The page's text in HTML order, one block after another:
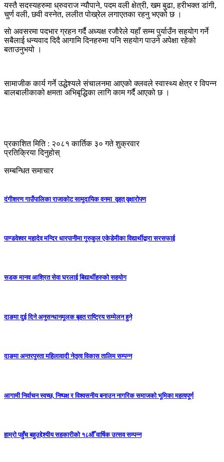
यस्तै सदस्यहरुमा ध्रुवराज न्यौपाने, पदम वली क्षेत्री, खम बुढा, हरीभक्त डांगी,
चुर्ण वली, छवी वस्नेत, ललीत पोख्रेल लगाएतका रहनु भएको छ ।
साे अवसरमा पदभार ग्रहन गर्दै अध्यक्ष रजाैरेले यहाँ सम्म पुर्याउँन सहयाेग गर्ने
सबैलाई धन्यवाद दिदै आगामि दिनहरुमा पनि सहयाेग पाउने अपेक्षा रहेको
बताउनुभयो ।
सामाजीक कार्य गर्ने उद्धेश्यले संचालनमा आएको क्लवले स्वास्थ्य क्षेत्र र विपन्न
बालबालीकाको क्षमता अभिबृद्धिका लागि काम गर्दै आएको छ ।
प्रकाशित मिति : २०८१ कार्तिक ३० गते शुक्रवार
प्रतिक्रिया दिनुहोस्
सम्बन्धित समाचार
दंगीशरण गाउँपालिका राजाकाेट सामुदायिक वनमा वृहत् वृक्षारोपण
पाण्डवेश्वर महादेव मन्दिर धारपानीमा गुरुकुल एकेडेमीका विद्यार्थीद्वारा सरसफाई
सडक मानव आश्रित सेवा घरलाई बिद्यार्थीहरुको सहयोग
दाङमा दुई दिने अनुसन्धानमूलक बृहत राष्ट्रिय सम्मेलन हुने
दाङमा अन्तरपुस्ता महिलावादी नेतृत्व विकास तालिम सम्पन्न
आगामी निर्वाचन स्वच्छ, निष्पक्ष र विश्वसनीय बनाउन नागरिक समाजको भूमिका महत्वपूर्ण
हाम्रो पहुँच बहुउद्देश्यीय सहकारीको १८औँ वार्षिक उत्सव सम्पन्न